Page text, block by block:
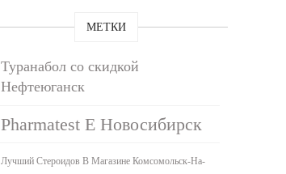
МЕТКИ
Туранабол со скидкой
Нефтеюганск
Pharmatest E Новосибирск
Лучший Стероидов В Магазине Комсомольск-На-